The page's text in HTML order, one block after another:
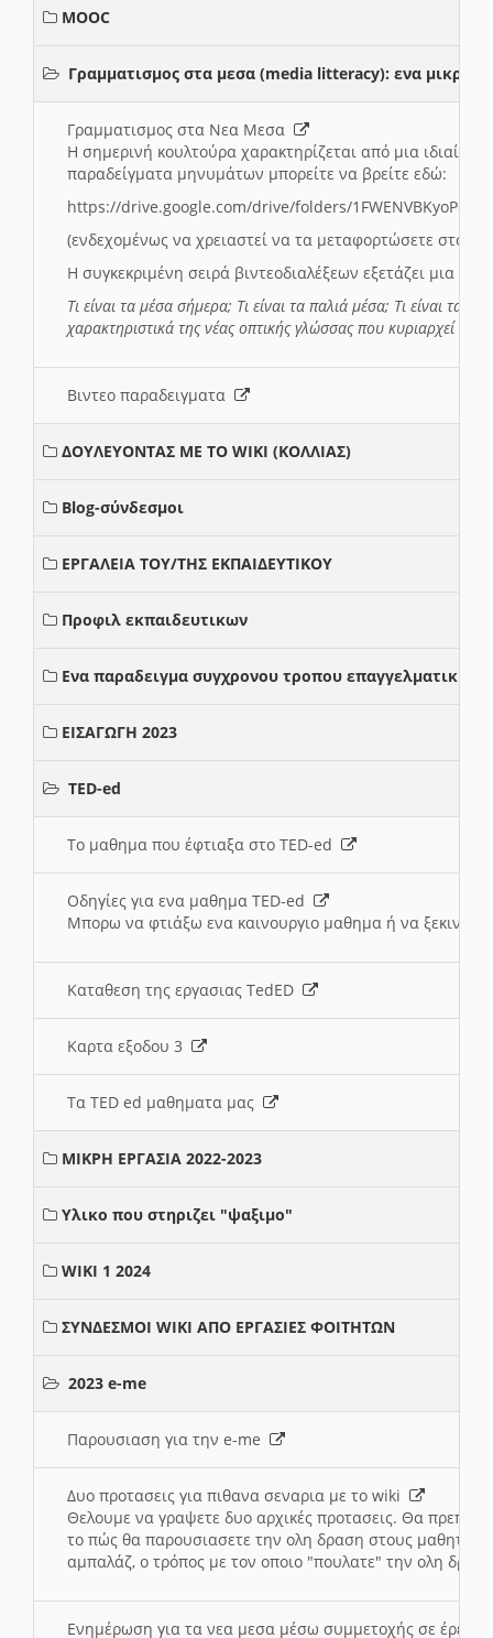
MOOC
Γραμματισμος στα μεσα (media litteracy): ενα μικρο
Γραμματισμος στα Νεα Μεσα
Η σημερινή κουλτούρα χαρακτηρίζεται από μια
παραδείγματα μηνυμάτων μπορείτε να βρείτε εδώ:
https://drive.google.com/drive/folders/
(ενδεχομένως να χρειαστεί να τα μεταφορτώσετε στο
Η συγκεκριμένη σειρά βιντεοδιαλέξεων εξετάζει μια
Τι είναι τα μέσα σήμερα; Τι είναι τα παλιά μέσα; Τι είναι τα
χαρακτηριστικά της νέας οπτικής γλώσσας που κυριαρχεί
Βιντεο παραδειγματα
ΔΟΥΛΕΥΟΝΤΑΣ ΜΕ ΤΟ WIKI (ΚΟΛΛΙΑΣ)
Blog-σύνδεσμοι
ΕΡΓΑΛΕΙΑ ΤΟΥ/ΤΗΣ ΕΚΠΑΙΔΕΥΤΙΚΟΥ
Προφιλ εκπαιδευτικων
Ενα παραδειγμα συγχρονου τροπου επαγγελματικης
ΕΙΣΑΓΩΓΗ 2023
TED-ed
Το μαθημα που έφτιαξα στο TED-ed
Οδηγίες για ενα μαθημα TED-ed
Μπορω να φτιάξω ενα καινουργιο μαθημα ή να
Καταθεση της εργασιας TedED
Καρτα εξοδου 3
Τα TED ed μαθηματα μας
ΜΙΚΡΗ ΕΡΓΑΣΙΑ 2022-2023
Υλικο που στηριζει "ψαξιμο"
WIKI 1 2024
ΣΥΝΔΕΣΜΟΙ WIKI ΑΠΟ ΕΡΓΑΣΙΕΣ ΦΟΙΤΗΤΩΝ
2023 e-me
Παρουσιαση για την e-me
Δυο προτασεις για πιθανα σεναρια με το wiki
Θελουμε να γραψετε δυο αρχικές προτασεις. Θα πρεπει
το πώς θα παρουσιασετε την ολη δραση στους μαθητες
αμπαλάζ, ο τρόπος με τον οποιο "πουλατε" την ολη
Ενημέρωση για τα νεα μεσα μέσω συμμετοχής σε